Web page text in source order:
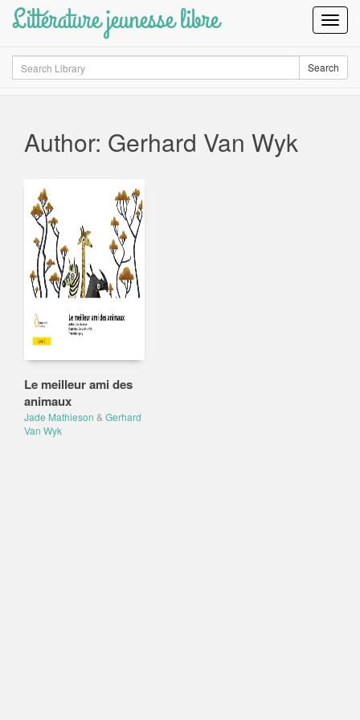
Littérature jeunesse libre
Search Search
Author: Gerhard Van Wyk
Le meilleur ami des
animaux
Jade Mathieson & Gerhard
Van Wyk